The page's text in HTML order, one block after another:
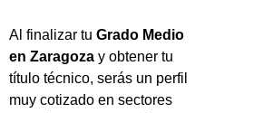
Al finalizar tu Grado Medio
en Zaragoza y obtener tu
título técnico, serás un perfil
muy cotizado en sectores